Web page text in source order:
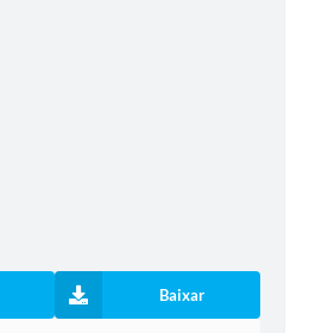
Baixar